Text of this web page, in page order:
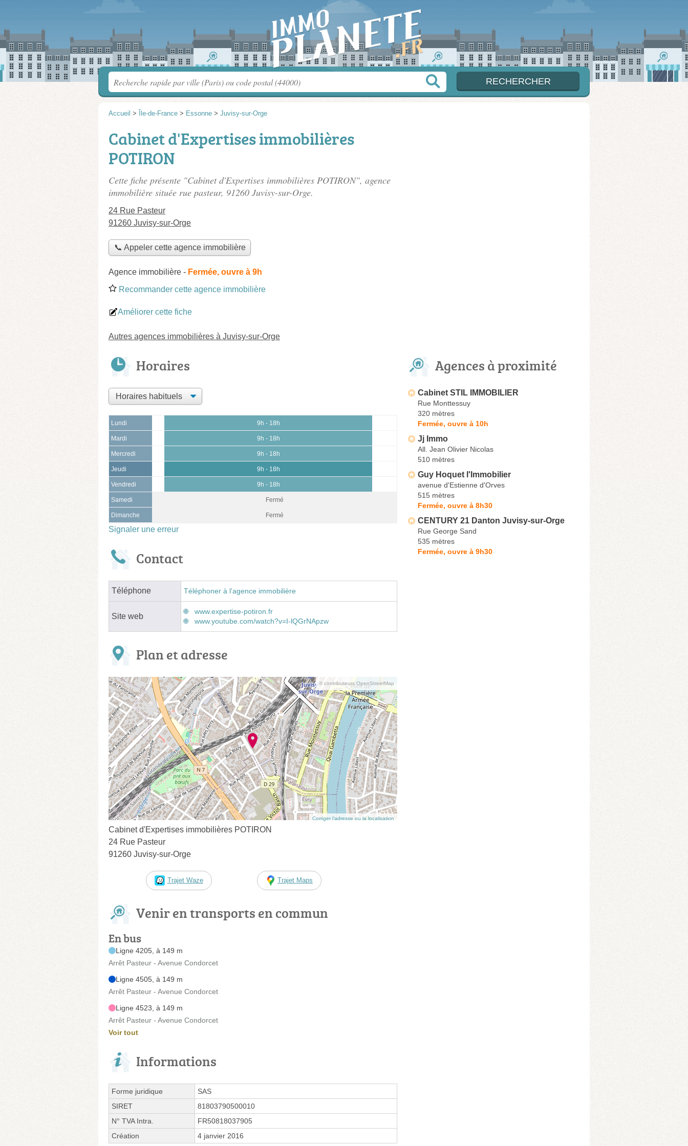
Accueil > Île-de-France > Essonne > Juvisy-sur-Orge
Cabinet d'Expertises immobilières
POTIRON
Cette fiche présente "Cabinet d'Expertises immobilières POTIRON", agence
immobilière située rue pasteur, 91260 Juvisy-sur-Orge.
24 Rue Pasteur
91260 Juvisy-sur-Orge
📞 Appeler cette agence immobilière
Agence immobilière - Fermée, ouvre à 9h
Recommander cette agence immobilière
Améliorer cette fiche
Autres agences immobilières à Juvisy-sur-Orge
Horaires
Lundi 9h - 18h
Mardi 9h - 18h
Mercredi 9h - 18h
Jeudi 9h - 18h
Vendredi 9h - 18h
Samedi Fermé
Dimanche Fermé
Signaler une erreur
Contact
Téléphone Téléphoner à l'agence immobilière
Site web
www.expertise-potiron.fr
www.youtube.com/watch?v=I-lQGrNApzw
Plan et adresse
© contributeurs OpenStreetMap
Corriger l’adresse ou la localisation
Cabinet d'Expertises immobilières POTIRON
24 Rue Pasteur
91260 Juvisy-sur-Orge
Trajet Waze Trajet Maps
Venir en transports en commun
En bus
Ligne 4205, à 149 m
Arrêt Pasteur - Avenue Condorcet
Ligne 4505, à 149 m
Arrêt Pasteur - Avenue Condorcet
Ligne 4523, à 149 m
Arrêt Pasteur - Avenue Condorcet
Voir tout
Informations
Forme juridique
SAS
SIRET
81803790500010
N° TVA Intra.
FR50818037905
Création
4 janvier 2016
Agences à proximité
Cabinet STIL IMMOBILIER
Rue Monttessuy
320 mètres
Fermée, ouvre à 10h
Jj Immo
All. Jean Olivier Nicolas
510 mètres
Guy Hoquet l'Immobilier
avenue d'Estienne d'Orves
515 mètres
Fermée, ouvre à 8h30
CENTURY 21 Danton Juvisy-sur-Orge
Rue George Sand
535 mètres
Fermée, ouvre à 9h30